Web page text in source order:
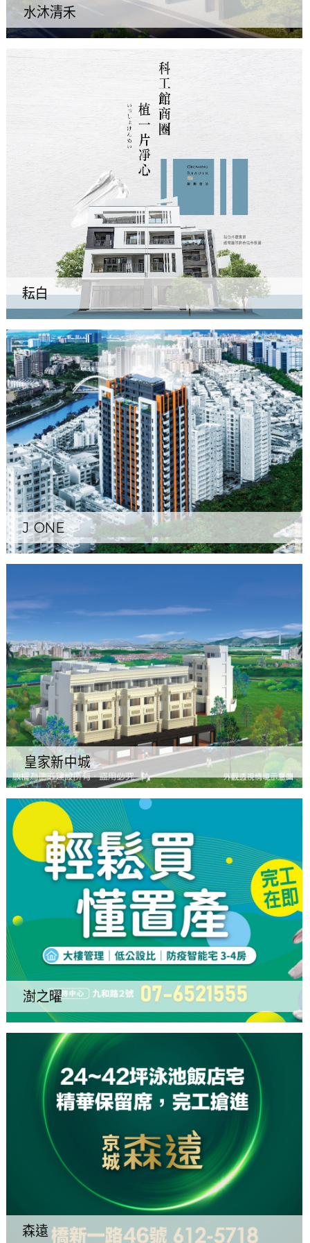
水沐清禾
耘白
J ONE
皇家新中城
澍之曜
森遠